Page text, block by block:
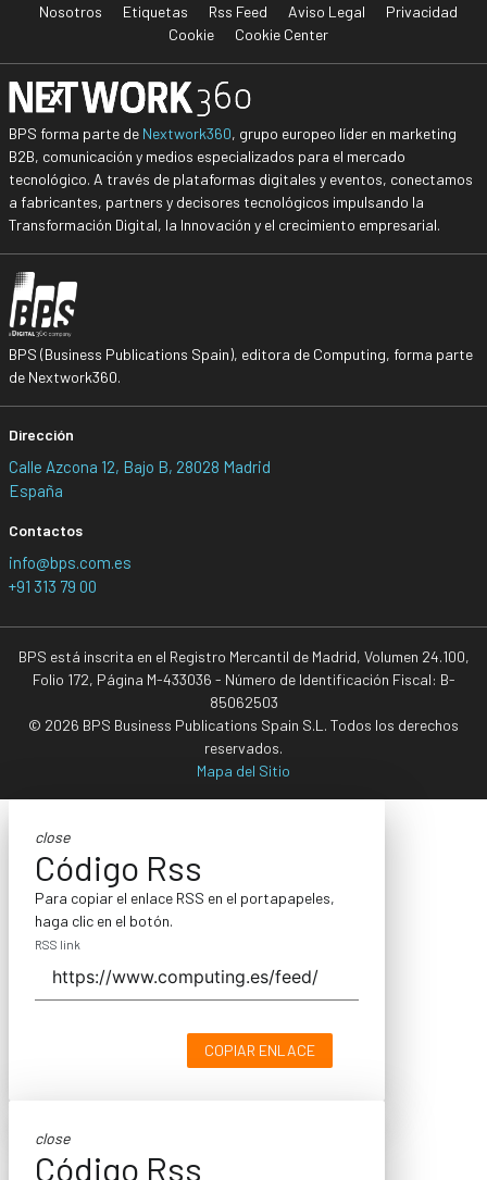
Nosotros Etiquetas Rss Feed Aviso Legal
Privacidad
Cookie
Cookie Center
BPS forma parte de Nextwork360, grupo europeo líder en marketing
B2B, comunicación y medios especializados para el mercado
tecnológico. A través de plataformas digitales y eventos, conectamos
a fabricantes, partners y decisores tecnológicos impulsando la
Transformación Digital, la Innovación y el crecimiento empresarial.
BPS (Business Publications Spain), editora de Computing, forma parte
de Nextwork360.
Dirección
Calle Azcona 12, Bajo B, 28028 Madrid
España
Contactos
info@bps.com.es
+91 313 79 00
BPS está inscrita en el Registro Mercantil de Madrid, Volumen 24.100,
Folio 172, Página M-433036 - Número de Identificación Fiscal: B-
85062503
© 2026 BPS Business Publications Spain S.L. Todos los derechos
reservados.
Mapa del Sitio
close
Código Rss
Para copiar el enlace RSS en el portapapeles,
haga clic en el botón.
RSS link
COPIAR ENLACE
close
Código Rss